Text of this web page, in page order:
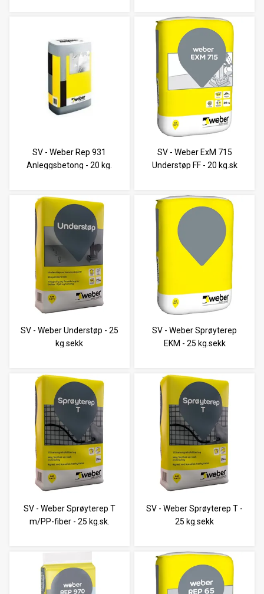
SV - Weber Rep 931
Anleggsbetong - 20 kg.
SV - Weber ExM 715
Understøp FF - 20 kg.sk
SV - Weber Understøp - 25
kg.sekk
SV - Weber Sprøyterep
EKM - 25 kg.sekk
SV - Weber Sprøyterep T
m/PP-fiber - 25 kg.sk.
SV - Weber Sprøyterep T -
25 kg.sekk